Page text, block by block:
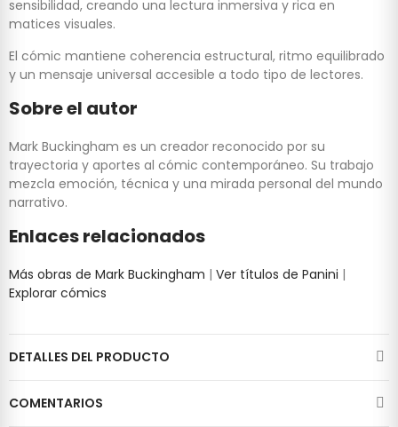
sensibilidad, creando una lectura inmersiva y rica en
matices visuales.
El cómic mantiene coherencia estructural, ritmo equilibrado
y un mensaje universal accesible a todo tipo de lectores.
Sobre el autor
Mark Buckingham es un creador reconocido por su
trayectoria y aportes al cómic contemporáneo. Su trabajo
mezcla emoción, técnica y una mirada personal del mundo
narrativo.
Enlaces relacionados
Más obras de Mark Buckingham | Ver títulos de Panini |
Explorar cómics
DETALLES DEL PRODUCTO
COMENTARIOS